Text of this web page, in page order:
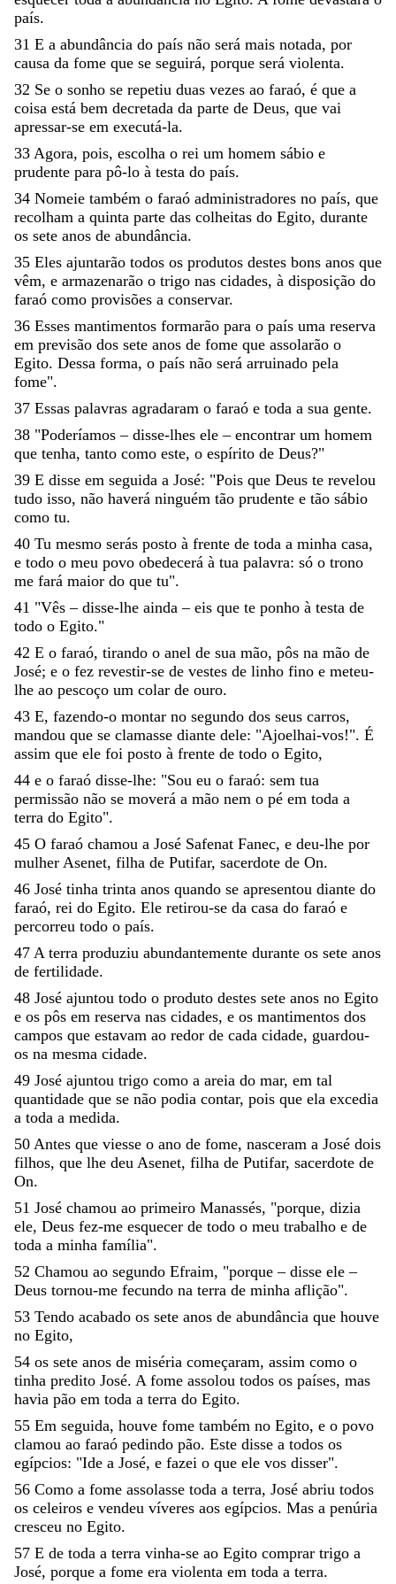
país.
31 E a abundância do país não será mais notada, por
causa da fome que se seguirá, porque será violenta.
32 Se o sonho se repetiu duas vezes ao faraó, é que a
coisa está bem decretada da parte de Deus, que vai
apressar-se em executá-la.
33 Agora, pois, escolha o rei um homem sábio e
prudente para pô-lo à testa do país.
34 Nomeie também o faraó administradores no país, que
recolham a quinta parte das colheitas do Egito, durante
os sete anos de abundância.
35 Eles ajuntarão todos os produtos destes bons anos que
vêm, e armazenarão o trigo nas cidades, à disposição do
faraó como provisões a conservar.
36 Esses mantimentos formarão para o país uma reserva
em previsão dos sete anos de fome que assolarão o
Egito. Dessa forma, o país não será arruinado pela
fome".
37 Essas palavras agradaram o faraó e toda a sua gente.
38 "Poderíamos– disse-lhes ele– encontrar um homem
que tenha, tanto como este, o espírito de Deus?"
39 E disse em seguida a José: "Pois que Deus te revelou
tudo isso, não haverá ninguém tão prudente e tão sábio
como tu.
40 Tu mesmo serás posto à frente de toda a minha casa,
e todo o meu povo obedecerá à tua palavra: só o trono
me fará maior do que tu".
41 "Vês– disse-lhe ainda– eis que te ponho à testa de
todo o Egito."
42 E o faraó, tirando o anel de sua mão, pôs na mão de
José; e o fez revestir-se de vestes de linho fino e meteu-
lhe ao pescoço um colar de ouro.
43 E, fazendo-o montar no segundo dos seus carros,
mandou que se clamasse diante dele: "Ajoelhai-vos!". É
assim que ele foi posto à frente de todo o Egito,
44 e o faraó disse-lhe: "Sou eu o faraó: sem tua
permissão não se moverá a mão nem o pé em toda a
terra do Egito".
45 O faraó chamou a José Safenat Fanec, e deu-lhe por
mulher Asenet, filha de Putifar, sacerdote de On.
46 José tinha trinta anos quando se apresentou diante do
faraó, rei do Egito. Ele retirou-se da casa do faraó e
percorreu todo o país.
47 A terra produziu abundantemente durante os sete anos
de fertilidade.
48 José ajuntou todo o produto destes sete anos no Egito
e os pôs em reserva nas cidades, e os mantimentos dos
campos que estavam ao redor de cada cidade, guardou-
os na mesma cidade.
49 José ajuntou trigo como a areia do mar, em tal
quantidade que se não podia contar, pois que ela excedia
a toda a medida.
50 Antes que viesse o ano de fome, nasceram a José dois
filhos, que lhe deu Asenet, filha de Putifar, sacerdote de
On.
51 José chamou ao primeiro Manassés, "porque, dizia
ele, Deus fez-me esquecer de todo o meu trabalho e de
toda a minha família".
52 Chamou ao segundo Efraim, "porque– disse ele–
Deus tornou-me fecundo na terra de minha aflição".
53 Tendo acabado os sete anos de abundância que houve
no Egito,
54 os sete anos de miséria começaram, assim como o
tinha predito José. A fome assolou todos os países, mas
havia pão em toda a terra do Egito.
55 Em seguida, houve fome também no Egito, e o povo
clamou ao faraó pedindo pão. Este disse a todos os
egípcios: "Ide a José, e fazei o que ele vos disser".
56 Como a fome assolasse toda a terra, José abriu todos
os celeiros e vendeu víveres aos egípcios. Mas a penúria
cresceu no Egito.
57 E de toda a terra vinha-se ao Egito comprar trigo a
José, porque a fome era violenta em toda a terra.